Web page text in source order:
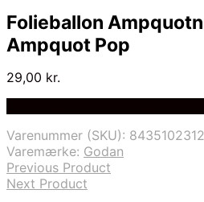
Folieballon
Ampquot Pop
29,00 kr.
Varenummer (SKU):
Varemærke: Godan
Previous Product
Next Product